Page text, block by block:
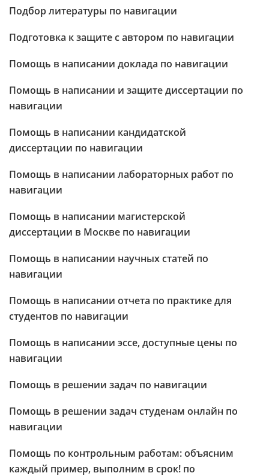
Подбор литературы по навигации
Подготовка к защите с автором по навигации
Помощь в написании доклада по навигации
Помощь в написании и защите диссертации по
навигации
Помощь в написании кандидатской
диссертации по навигации
Помощь в написании лабораторных работ по
навигации
Помощь в написании магистерской
диссертации в Москве по навигации
Помощь в написании научных статей по
навигации
Помощь в написании отчета по практике для
студентов по навигации
Помощь в написании эссе, доступные цены по
навигации
Помощь в решении задач по навигации
Помощь в решении задач студенам онлайн по
навигации
Помощь по контрольным работам: объясним
каждый пример, выполним в срок! по